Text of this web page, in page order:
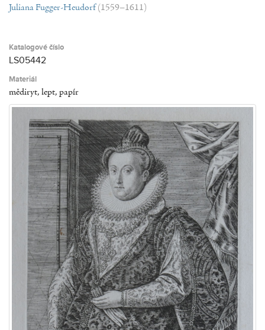
Juliana Fugger-Heudorf (1559–1611)
Katalogové číslo
LS05442
Materiál
mědiryt, lept, papír